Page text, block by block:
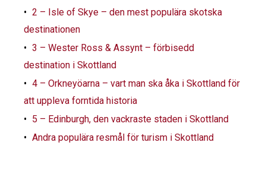
2 – Isle of Skye – den mest populära skotska
destinationen
3 – Wester Ross & Assynt – förbisedd
destination i Skottland
4 – Orkneyöarna – vart man ska åka i Skottland för
att uppleva forntida historia
5 – Edinburgh, den vackraste staden i Skottland
Andra populära resmål för turism i Skottland